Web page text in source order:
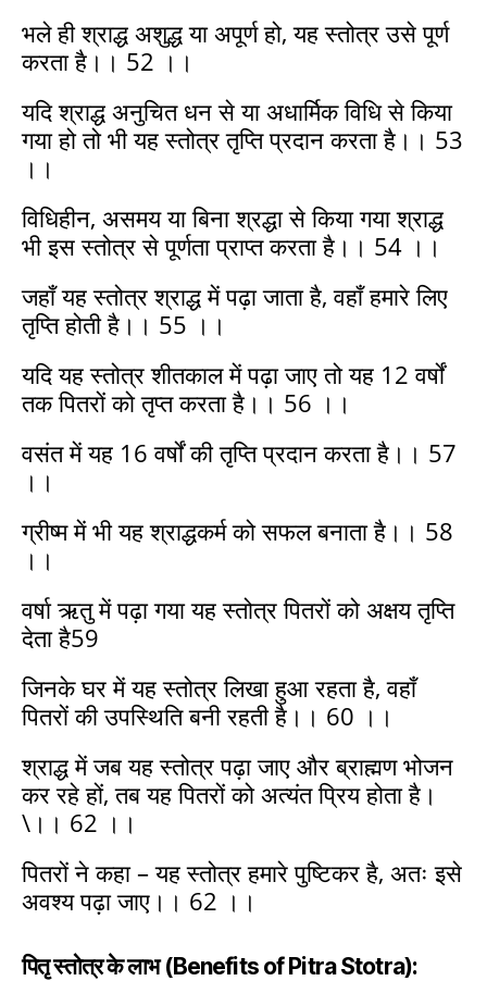
भले ही श्राद्ध अशुद्ध या अपूर्ण हो, यह स्तोत्र उसे पूर्ण
करता है।। 52 ।।
यदि श्राद्ध अनुचित धन से या अधार्मिक विधि से किया
गया हो तो भी यह स्तोत्र तृप्ति प्रदान करता है।। 53
।।
विधिहीन, असमय या बिना श्रद्धा से किया गया श्राद्ध
भी इस स्तोत्र से पूर्णता प्राप्त करता है।। 54 ।।
जहाँ यह स्तोत्र श्राद्ध में पढ़ा जाता है, वहाँ हमारे लिए
तृप्ति होती है।। 55 ।।
यदि यह स्तोत्र शीतकाल में पढ़ा जाए तो यह 12 वर्षों
तक पितरों को तृप्त करता है।। 56 ।।
वसंत में यह 16 वर्षों की तृप्ति प्रदान करता है।। 57
।।
ग्रीष्म में भी यह श्राद्धकर्म को सफल बनाता है।। 58
।।
वर्षा ऋतु में पढ़ा गया यह स्तोत्र पितरों को अक्षय तृप्ति
देता है59
जिनके घर में यह स्तोत्र लिखा हुआ रहता है, वहाँ
पितरों की उपस्थिति बनी रहती है।। 60 ।।
श्राद्ध में जब यह स्तोत्र पढ़ा जाए और ब्राह्मण भोजन
कर रहे हों, तब यह पितरों को अत्यंत प्रिय होता है।
\।। 62 ।।
पितरों ने कहा – यह स्तोत्र हमारे पुष्टिकर है, अतः इसे
अवश्य पढ़ा जाए।। 62 ।।
पितृ स्तोत्र के लाभ (Benefits of Pitra Stotra):